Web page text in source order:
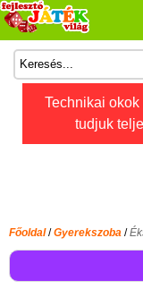
Technikai
tudjuk
Főoldal/Gyerekszoba /